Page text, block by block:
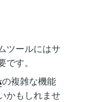
ツールにはサ
す。
の複雑な機能
かもしれませ